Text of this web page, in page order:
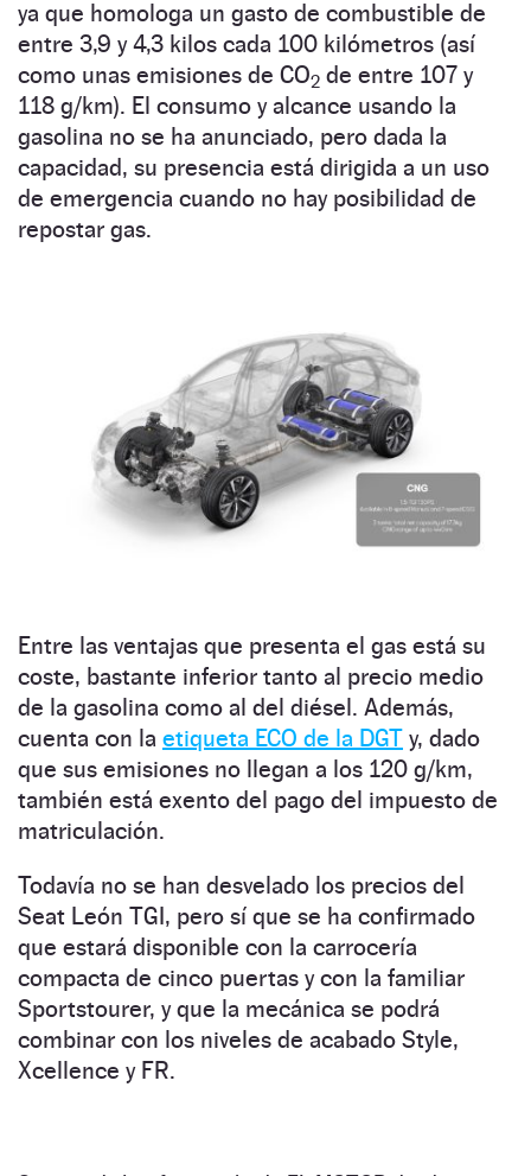
ya que homologa un gasto de combustible de
entre 3,9 y 4,3 kilos cada 100 kilómetros (así
como unas emisiones de CO2 de entre 107 y
118 g/km). El consumo y alcance usando la
gasolina no se ha anunciado, pero dada la
capacidad, su presencia está dirigida a un uso
de emergencia cuando no hay posibilidad de
repostar gas.
Entre las ventajas que presenta el gas está su
coste, bastante inferior tanto al precio medio
de la gasolina como al del diésel. Además,
cuenta con la etiqueta ECO de la DGT y, dado
que sus emisiones no llegan a los 120 g/km,
también está exento del pago del impuesto de
matriculación.
Todavía no se han desvelado los precios del
Seat León TGI, pero sí que se ha confirmado
que estará disponible con la carrocería
compacta de cinco puertas y con la familiar
Sportstourer, y que la mecánica se podrá
combinar con los niveles de acabado Style,
Xcellence y FR.